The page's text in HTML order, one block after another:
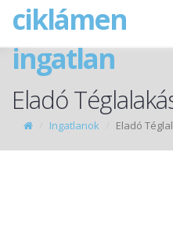
ciklámen
ingatlan
Eladó
Ingatlanok Eladó